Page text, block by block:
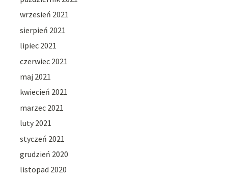
wrzesień 2021
sierpień 2021
lipiec 2021
czerwiec 2021
maj 2021
kwiecień 2021
marzec 2021
luty 2021
styczeń 2021
grudzień 2020
listopad 2020